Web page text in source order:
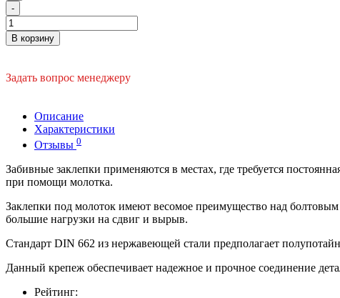
-
В корзину
Задать вопрос менеджеру
Описание
Характеристики
Отзывы 0
Забивные заклепки применяются в местах, где требуется
при помощи молотка.
Заклепки под молоток имеют весомое преимущество над
большие нагрузки на сдвиг и вырыв.
Стандарт DIN 662 из нержавеющей стали предполагает
Данный крепеж обеспечивает надежное и прочное соединение
Рейтинг: